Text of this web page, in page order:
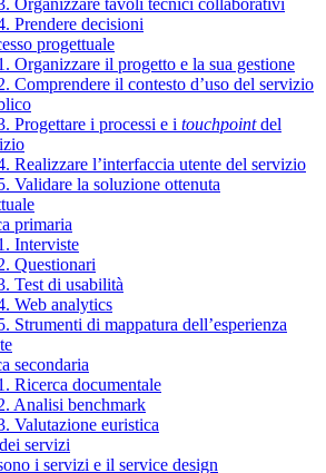
Organizzare tavoli tecnici collaborativi
Prendere decisioni
progettuale
Organizzare il progetto e la sua gestione
Comprendere il contesto d’uso del servizio
Progettare i processi e i touchpointdel
Realizzare l’interfaccia utente del servizio
Validare la soluzione ottenuta
primaria
Interviste
Questionari
Test di usabilità
Web analytics
Strumenti di mappatura dell’esperienza
secondaria
Ricerca documentale
Analisi benchmark
Valutazione euristica
servizi
i servizi e il service design